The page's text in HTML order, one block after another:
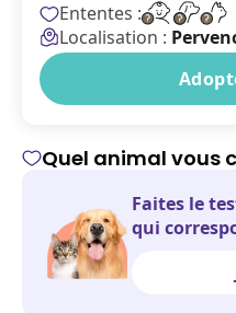
Ententes :
Localisation :
Quel animal vous
Faites le
qui